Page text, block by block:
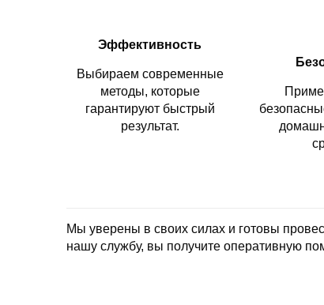
Эффективность
Выбираем современные
методы, которые
гарантируют быстрый
результат.
Мы уверены в своих силах и готовы
нашу службу, вы получите оперативную